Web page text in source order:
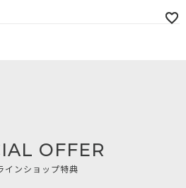
OFFER
インショップ特典